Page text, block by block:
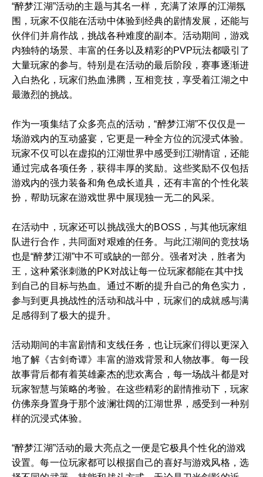
“醉梦江湖”活动的主题与其名一样，充满了浓厚的江湖氛
围，玩家不仅能在活动中体验到经典的剧情发展，还能与
伙伴们并肩作战，挑战各种难度的副本。活动期间，游戏
内独特的场景、丰富的任务以及精彩的PVP玩法都吸引了
大量玩家的参与。特别是在活动的最后阶段，赛事逐渐进
入白热化，玩家们热血沸腾，互相竞技，享受着江湖之中
最激烈的挑战。
作为一项集结了众多亮点的活动，“醉梦江湖”不仅仅是一
场游戏内的互动盛宴，它更是一种全方位的沉浸式体验。
玩家不仅可以在虚拟的江湖世界中感受到江湖情谊，还能
通过完成各项任务，获得丰厚的奖励。这些奖励不仅包括
游戏内的强力装备和角色成长道具，还有丰富的个性化装
扮，帮助玩家在游戏世界中展现独一无二的风采。
在活动中，玩家还可以挑战强大的BOSS，与其他玩家组
队进行合作，共同面对艰难的任务。与此江湖间的竞技场
也是“醉梦江湖”中不可或缺的一部分。强者对决，胜者为
王，这种紧张刺激的PK对战让每一位玩家都能在其中找
到自己的目标与热血。通过不断的提升自己的角色实力，
参与到更具挑战性的活动和战斗中，玩家们的成就感与满
足感得到了极大的提升。
活动期间的丰富剧情和支线任务，也让玩家们得以更深入
地了解《古剑奇谭》丰富的游戏背景和人物故事。每一段
故事背后都有着英雄豪杰的悲欢离合，每一场战斗都是对
玩家智慧与策略的考验。在这些精彩的剧情推动下，玩家
仿佛亲身置身于那个波澜壮阔的江湖世界，感受到一种别
样的沉浸式体验。
“醉梦江湖”活动的最大亮点之一便是它极具个性化的游戏
设置。每一位玩家都可以根据自己的喜好与游戏风格，选